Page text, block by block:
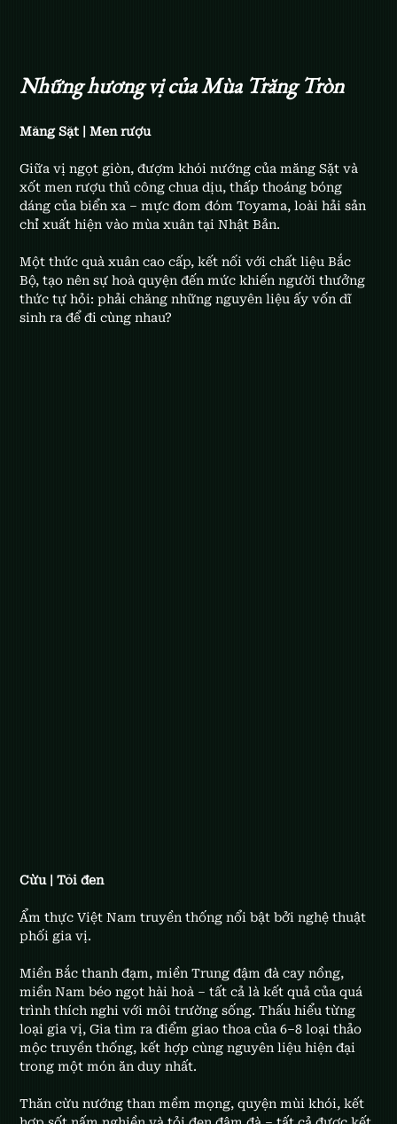
Những hương vị của Mùa Trăng Tròn
Măng Sặt | Men rượu
Giữa vị ngọt giòn, đượm khói nướng của măng Sặt và
xốt men rượu thủ công chua dịu, thấp thoáng bóng
dáng của biển xa – mực đom đóm Toyama, loài hải sản
chỉ xuất hiện vào mùa xuân tại Nhật Bản.
Một thức quà xuân cao cấp, kết nối với chất liệu Bắc
Bộ, tạo nên sự hoà quyện đến mức khiến người thưởng
thức tự hỏi: phải chăng những nguyên liệu ấy vốn dĩ
sinh ra để đi cùng nhau?
Cừu | Tỏi đen
Ẩm thực Việt Nam truyền thống nổi bật bởi nghệ thuật
phối gia vị.
Miền Bắc thanh đạm, miền Trung đậm đà cay nồng,
miền Nam béo ngọt hài hoà – tất cả là kết quả của quá
trình thích nghi với môi trường sống. Thấu hiểu từng
loại gia vị, Gia tìm ra điểm giao thoa của 6–8 loại thảo
mộc truyền thống, kết hợp cùng nguyên liệu hiện đại
trong một món ăn duy nhất.
Thăn cừu nướng than mềm mọng, quyện mùi khói, kết